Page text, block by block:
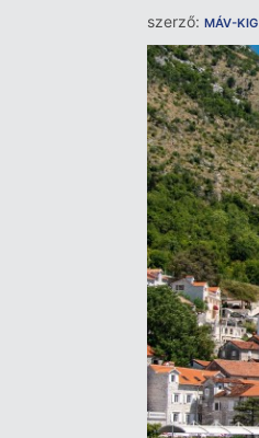
szerző: MÁV-KIG